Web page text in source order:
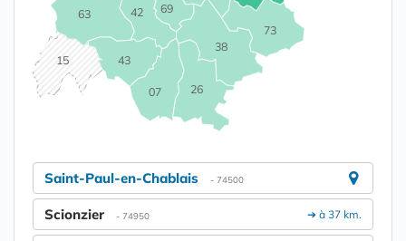
07
15
26
38
42
43
63
69
73
Saint-Paul-en-Chablais - 74500
➔ à 37 km.
Scionzier - 74950